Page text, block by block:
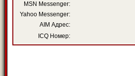
MSN Messenger:
Yahoo Messenger:
AIM Адрес:
ICQ Номер: